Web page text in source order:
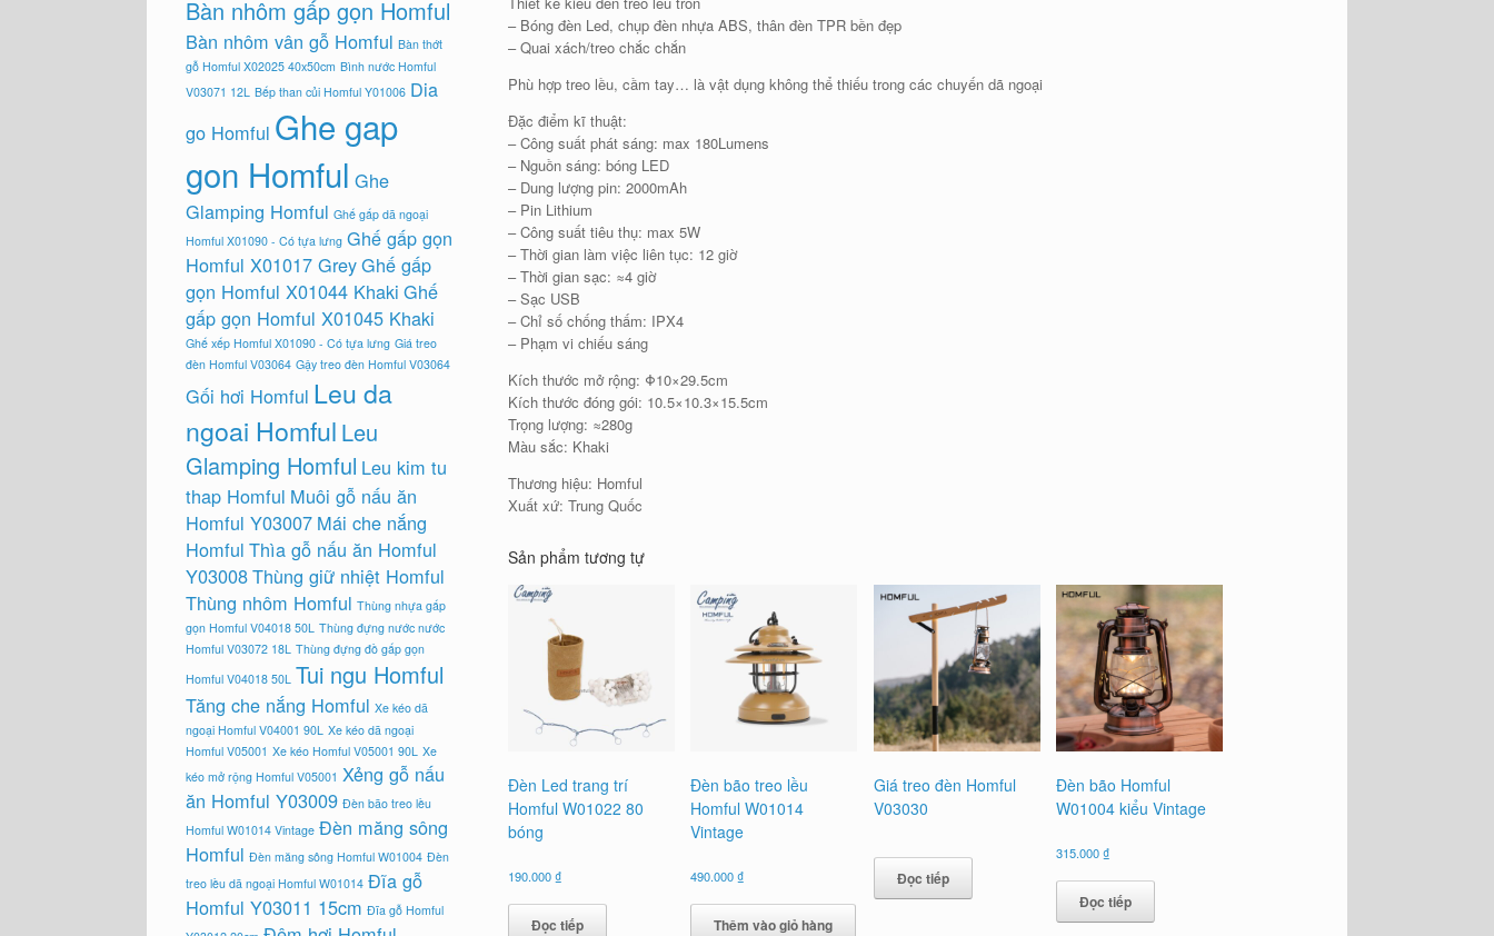
– Bóng đèn Led, chụp đèn nhựa ABS, thân đèn TPR bền đẹp
– Quai xách/treo chắc chắn
Phù hợp treo lều, cầm tay… là vật dụng không thể thiếu trong các chuyến dã ngoại
Đặc điểm kĩ thuật:
– Công suất phát sáng: max 180Lumens
– Nguồn sáng: bóng LED
– Dung lượng pin: 2000mAh
– Pin Lithium
– Công suất tiêu thụ: max 5W
– Thời gian làm việc liên tục: 12 giờ
– Thời gian sạc: ≈4 giờ
– Sạc USB
– Chỉ số chống thấm: IPX4
– Phạm vi chiếu sáng
Kích thước mở rộng: Φ10×29.5cm
Kích thước đóng gói: 10.5×10.3×15.5cm
Trọng lượng: ≈280g
Màu sắc: Khaki
Thương hiệu: Homful
Xuất xứ: Trung Quốc
Sản phẩm tương tự
Đèn Led trang trí
Homful W01022 80
bóng
190.000₫
Đọc tiếp
Đèn bão treo lều
Homful W01014
Vintage
490.000₫
Thêm vào giỏ hàng
Giá treo đèn Homful
V03030
Đọc tiếp
Đèn bão Homful
W01004 kiểu Vintage
315.000₫
Đọc tiếp
Bàn nhôm gấp gọn Homful
Bàn nhôm vân gỗ Homful Bàn thớt
gỗ Homful X02025 40x50cm Bình nước Homful
V03071 12L Bếp than củi Homful Y01006 Dia
go Homful Ghe gap
gon Homful Ghe
Glamping Homful Ghế gấp dã ngoại
Homful X01090 - Có tựa lưng Ghế gấp gọn
Homful X01017 GreyGhế gấp
gọn Homful X01044 Khaki Ghế
gấp gọn Homful X01045 Khaki
Ghế xếp Homful X01090 - Có tựa lưng Giá treo
đèn Homful V03064 Gậy treo đèn Homful V03064
Gối hơi Homful Leu da
ngoai Homful Leu
Glamping Homful Leu kim tu
thap Homful Muôi gỗ nấu ăn
Homful Y03007 Mái che nắng
Homful Thìa gỗ nấu ăn Homful
Y03008Thùng giữ nhiệt Homful
Thùng nhôm Homful Thùng nhựa gấp
gọn Homful V04018 50L Thùng đựng nước nước
Homful V03072 18L Thùng đựng đồ gấp gọn
Homful V04018 50L Tui ngu Homful
Tăng che nắng Homful Xe kéo dã
ngoại Homful V04001 90L Xe kéo dã ngoại
Homful V05001 Xe kéo Homful V05001 90L Xe
kéo mở rộng Homful V05001 Xẻng gỗ nấu
ăn Homful Y03009 Đèn bão treo lều
Homful W01014 Vintage Đèn măng sông
Homful Đèn măng sông Homful W01004 Đèn
treo lều dã ngoại Homful W01014 Đĩa gỗ
Homful Y03011 15cm Đĩa gỗ Homful